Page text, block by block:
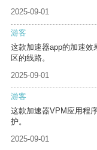
2025-09-01
游客
这款加速器app的加速效
区的线路。
2025-09-01
游客
这款加速器VPM应用程
护。
2025-09-01